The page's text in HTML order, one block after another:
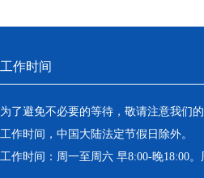
工作时间
为了避免不必要的等待，敬请注意我们
工作时间，中国大陆法定节假日除外。
工作时间：周一至周六 早8:00-晚18:00。